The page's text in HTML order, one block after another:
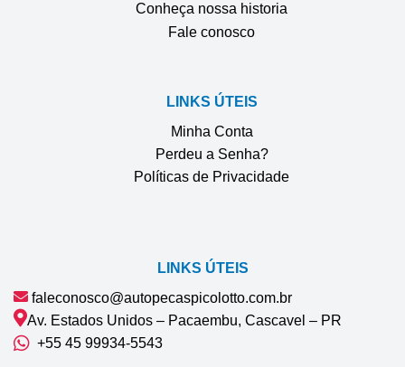
Conheça nossa historia
Fale conosco
LINKS ÚTEIS
Minha Conta
Perdeu a Senha?
Políticas de Privacidade
LINKS ÚTEIS
faleconosco@autopecaspicolotto.com.br
Av. Estados Unidos – Pacaembu, Cascavel – PR
+55 45 99934‑5543‬